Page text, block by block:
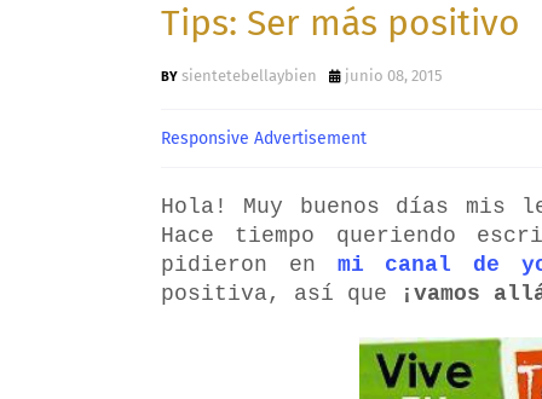
Tips: Ser más positivo
sientetebellaybien junio 08, 2015
Responsive Advertisement
Hola! Muy buenos días mis
Hace tiempo queriendo
pidieron en mi canal de
positiva, así que
¡vamos